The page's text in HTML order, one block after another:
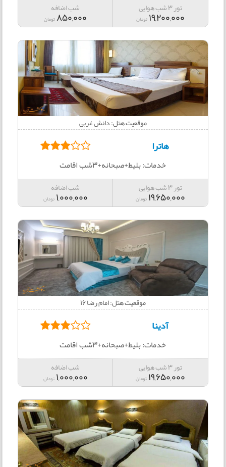
تور 3 شب هوایی
19,200,000تومان
شب اضافه
850,000 تومان
موقعیت هتل: دانش غربی
هاترا
خدمات: بلیط+صبحانه+3شب اقامت
تور 3 شب هوایی
19,650,000تومان
شب اضافه
1,000,000 تومان
موقعیت هتل: امام رضا 16
آدینا
خدمات: بلیط+صبحانه+3شب اقامت
تور 3 شب هوایی
19,650,000تومان
شب اضافه
1,000,000 تومان